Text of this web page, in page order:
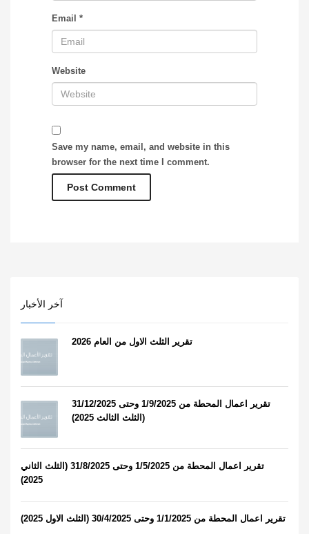
Email *
Website
Save my name, email, and website in this
browser for the next time I comment.
آخر الأخبار
تقرير الثلث الاول من العام 2026
تقرير اعمال المحطة من 1/9/2025 وحتى 31/12/2025
(الثلث الثالث 2025)
تقرير اعمال المحطة من 1/5/2025 وحتى 31/8/2025 (الثلث الثاني
2025)
تقرير اعمال المحطة من 1/1/2025 وحتى 30/4/2025 (الثلث الاول 2025)